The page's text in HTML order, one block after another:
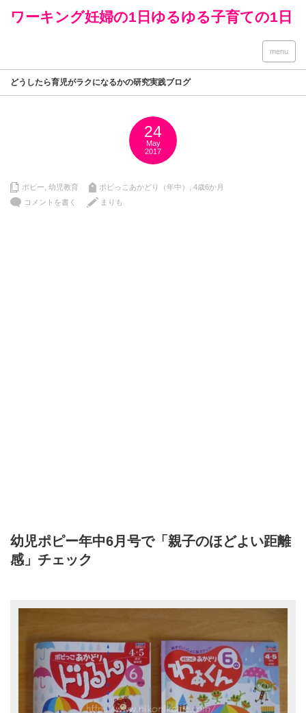
ワーキング妊婦の1日ゆるゆる子育ての1日
menu
どうしたら育児がラクになるかの研究実践ブログ
24
May
2017
ポピー 幼児教育 ポピっこあかどり（年中）
4歳6か月
コメントを書く
まりも
幼児ポピー年中6月号で「親子のほどよい距離
感」チェック